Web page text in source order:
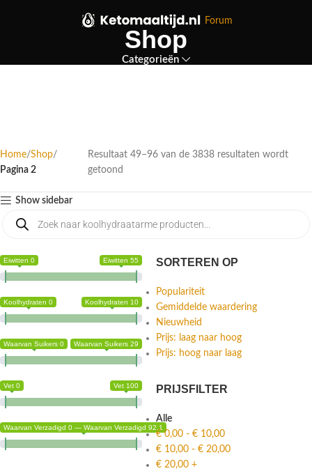
Forum
Shop
Categorieën
Home Shop
Pagina 2
Resultaat 49–96 van de 3838 resultaten wordt
getoond
Show sidebar
Eiwitten 0 Eiwitten 55
Koolhydraten 0 Koolhydraten 10
Waarvan Suikers 0 Waarvan Suikers 29
Vet 0 Vet 100
Waarvan Verzadigd 0 — Waarvan Verzadigd 92.1
SORTEREN OP
Populariteit
Gemiddelde waardering
Nieuwheid
Prijs: laag naar hoog
Prijs: hoog naar laag
PRIJSFILTER
Alle
€0,00 - € 10,00
€ 10,00 - € 20,00
€ 20,00 +